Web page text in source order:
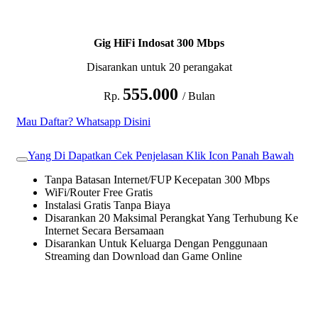
Gig HiFi Indosat 300 Mbps
Disarankan untuk 20 perangakat
Rp. 555.000 / Bulan
Mau Daftar? Whatsapp Disini
Yang Di Dapatkan Cek Penjelasan Klik Icon Panah Bawah
Tanpa Batasan Internet/FUP Kecepatan 300 Mbps
WiFi/Router Free Gratis
Instalasi Gratis Tanpa Biaya
Disarankan 20 Maksimal Perangkat Yang Terhubung Ke
Internet Secara Bersamaan
Disarankan Untuk Keluarga Dengan Penggunaan
Streaming dan Download dan Game Online